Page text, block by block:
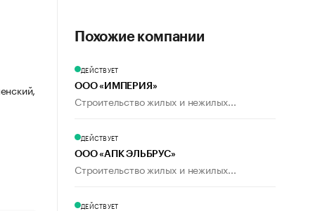
Похожие компании
ДЕЙСТВУЕТ
ООО «ИМПЕРИЯ»
Строительство жилых и нежилых...
ДЕЙСТВУЕТ
ООО «АПК ЭЛЬБРУС»
Строительство жилых и нежилых...
ДЕЙСТВУЕТ